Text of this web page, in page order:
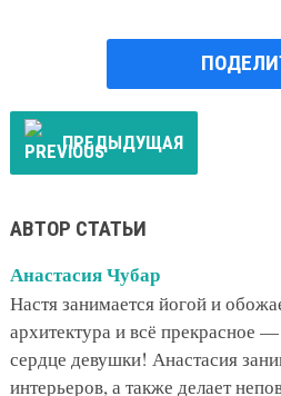
ПРЕДЫДУЩАЯ
АВТОР СТАТЬИ
Анастасия Чубар
Настя занимается йогой и
архитектура и всё прекрасное
сердце девушки! Анастасия
интерьеров, а также делает